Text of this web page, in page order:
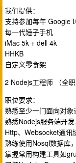
我们提供：
支持参加每年 Google
每一代锤子手机
iMac 5k + dell 4k
HHKB
自定义零食架
2 Nodejs工程师 （全职
职位要求：
熟悉至少一门面向对象
熟悉Nodejs服务端开发
Http、Websocket通讯
熟练使用Nosql数据库
掌握常用构建工具如